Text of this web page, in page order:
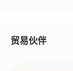
贸易伙伴